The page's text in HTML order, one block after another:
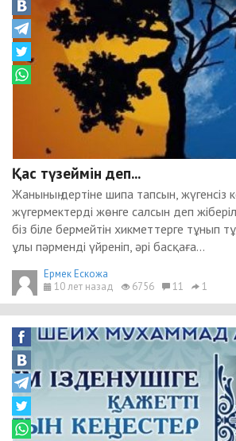
Қас түзеймін деп...
Жанының дертіне шипа тапсын, жүгенсіз
жүгермектерді жөнге салсын деп
біз біле бермейтін хикметтерге тұнып
ұлы пәрменді үйреніп, әрі басқаға...
Ермек Ескожа
10 лет назад
6756 11 1